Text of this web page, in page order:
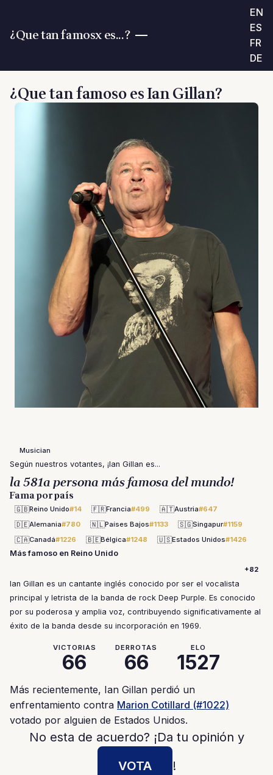
¿Que tan famosx es...?
EN
ES
FR
DE
¿Que tan famoso es Ian Gillan?
Musician
Según nuestros votantes, ¡Ian Gillan es...
la 581a persona más famosa del mundo!
Fama por país
🇬🇧Reino Unido#14 🇫🇷Francia#499 🇦🇹Austria#647
🇩🇪Alemania#780 🇳🇱Países Bajos#1133 🇸🇬Singapur#1159
🇨🇦Canadá#1226 🇧🇪Bélgica#1248 🇺🇸Estados Unidos#1426
Más famoso en Reino Unido
+82
Ian Gillan es un cantante inglés conocido por ser el vocalista
principal y letrista de la banda de rock Deep Purple. Es conocido
por su poderosa y amplia voz, contribuyendo significativamente al
éxito de la banda desde su incorporación en 1969.
VICTORIAS
66
DERROTAS
66
ELO
1527
Más recientemente, Ian Gillan perdió un
enfrentamiento contra Marion Cotillard (#1022)
votado por alguien de Estados Unidos.
No esta de acuerdo? ¡Da tu opinión y
VOTA
!